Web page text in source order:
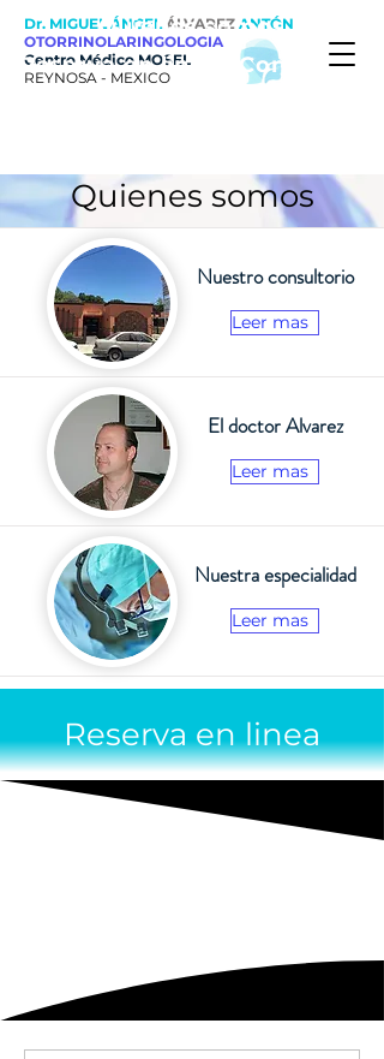
Dr. MIGUEL ÁNGEL ÁLVAREZ ANTÓN
OTORRINOLARINGOLOGIA
Centro Médico MOSEL
REYNOSA - MEXICO
Quienes somos
Reserva en linea
Contactos
Quienes somos
Nuestro consultorio
Leer mas
El doctor Alvarez
Leer mas
Nuestra especialidad
Leer mas
Reserva en linea